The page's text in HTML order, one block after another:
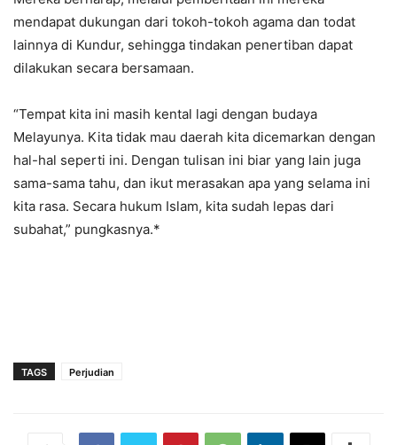
mendapat dukungan dari tokoh-tokoh agama dan todat
lainnya di Kundur, sehingga tindakan penertiban dapat
dilakukan secara bersamaan.
“Tempat kita ini masih kental lagi dengan budaya
Melayunya. Kita tidak mau daerah kita dicemarkan dengan
hal-hal seperti ini. Dengan tulisan ini biar yang lain juga
sama-sama tahu, dan ikut merasakan apa yang selama ini
kita rasa. Secara hukum Islam, kita sudah lepas dari
subahat,” pungkasnya.*
TAGS Perjudian